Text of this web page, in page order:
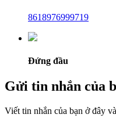
8618976999719
Đứng đầu
Gửi tin nhắn của
Viết tin nhắn của bạn ở đây